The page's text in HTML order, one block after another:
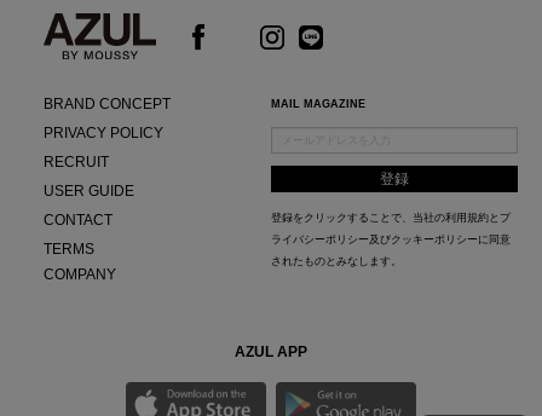
BRAND CONCEPT
PRIVACY POLICY
RECRUIT
USER GUIDE
CONTACT
TERMS
COMPANY
MAIL MAGAZINE
登録をクリックすることで、当社の利用規約 と プ
ライバシーポリシー及びクッキーポリシー に同意
されたものとみなします。
AZUL APP